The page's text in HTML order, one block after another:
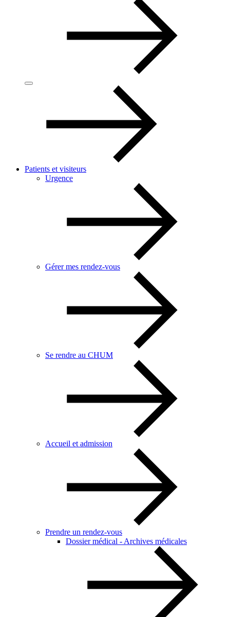
Patients et visiteurs
Urgence
Gérer mes rendez-vous
Se rendre au CHUM
Accueil et admission
Prendre un rendez-vous
Dossier médical - Archives médicales